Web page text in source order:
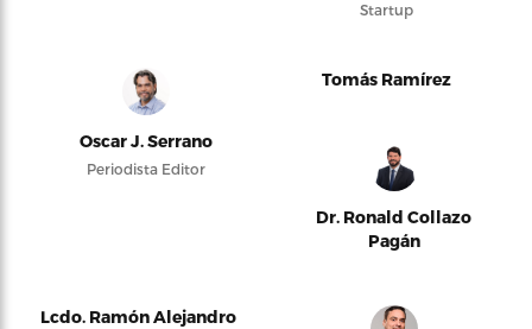
Startup
Oscar J. Serrano
Periodista Editor
Tomás Ramírez
Dr. Ronald Collazo
Pagán
Lcdo. Ramón Alejandro